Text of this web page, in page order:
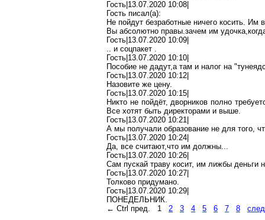
Гость|13.07.2020 10:08|
Гость писал(a):
Не пойдут безработные ничего косить. Им
Вы абсолютно правы.зачем им
Гость|13.07.2020 10:09|
.. и соцпакет .
Гость|13.07.2020 10:10|
Пособие не дадут,атам и налог на
Гость|13.07.2020 10:12|
Назовите же цену.
Гость|13.07.2020 10:15|
Никто не пойдёт, дворников полно
Все хотят быть директорами и выше.
Гость|13.07.2020 10:21|
А мы получали образование не для того,
Гость|13.07.2020 10:24|
Да, все считают,что им должны...
Гость|13.07.2020 10:26|
Сам пускай траву косит, им лижбы деньги
Гость|13.07.2020 10:27|
Толково придумано.
Гость|13.07.2020 10:29|
ПОНЕДЕЛЬНИК.
← Ctrl пред. 1 2 3 4 5 6 7 8